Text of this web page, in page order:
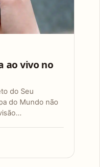
ao vivo no
do Seu
do Mundo não